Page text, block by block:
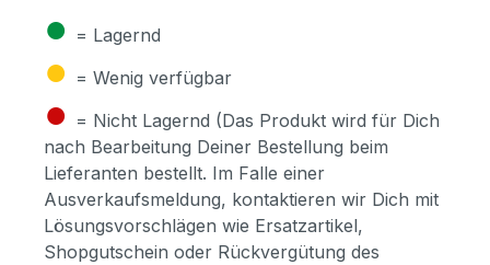
● = Lagernd
● = Wenig verfügbar
● = Nicht Lagernd (Das Produkt wird für Dich
nach Bearbeitung Deiner Bestellung beim
Lieferanten bestellt. Im Falle einer
Ausverkaufsmeldung, kontaktieren wir Dich mit
Lösungsvorschlägen wie Ersatzartikel,
Shopgutschein oder Rückvergütung des